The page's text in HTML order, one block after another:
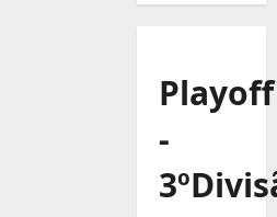
Playoff
-